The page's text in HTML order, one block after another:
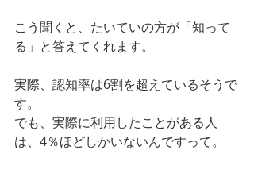
こう聞くと、たいていの方が「知って
る」と答えてくれます。
実際、認知率は6割を超えているそうで
す。
でも、実際に利用したことがある人
は、4％ほどしかいないんですって。